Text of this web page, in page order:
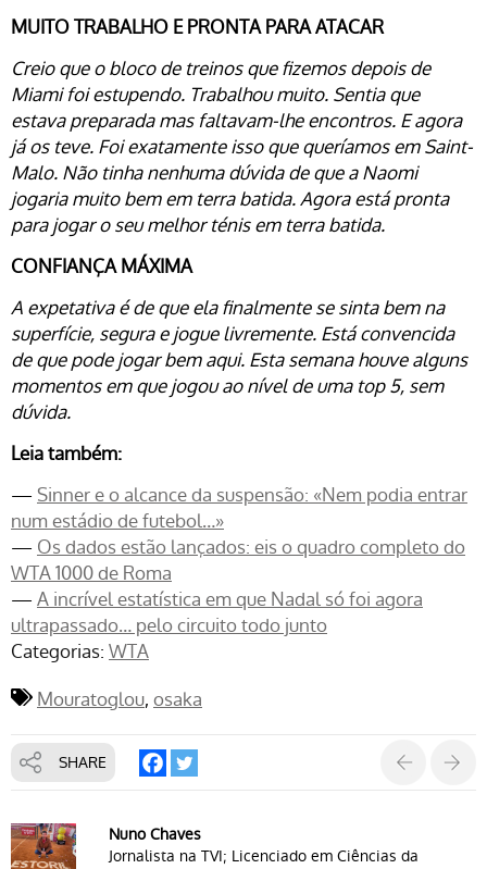
MUITO TRABALHO E PRONTA PARA ATACAR
Creio que o bloco de treinos que fizemos depois de
Miami foi estupendo. Trabalhou muito. Sentia que
estava preparada mas faltavam-lhe encontros. E agora
já os teve. Foi exatamente isso que queríamos em Saint-
Malo. Não tinha nenhuma dúvida de que a Naomi
jogaria muito bem em terra batida. Agora está pronta
para jogar o seu melhor ténis em terra batida.
CONFIANÇA MÁXIMA
A expetativa é de que ela finalmente se sinta bem na
superfície, segura e jogue livremente. Está convencida
de que pode jogar bem aqui. Esta semana houve alguns
momentos em que jogou ao nível de uma top 5, sem
dúvida.
Leia também:
— Sinner e o alcance da suspensão: «Nem podia entrar
num estádio de futebol…»
— Os dados estão lançados: eis o quadro completo do
WTA 1000 de Roma
— A incrível estatística em que Nadal só foi agora
ultrapassado… pelo circuito todo junto
Categorias: WTA
Mouratoglou osaka
SHARE
Nuno Chaves
Jornalista na TVI; Licenciado em Ciências da